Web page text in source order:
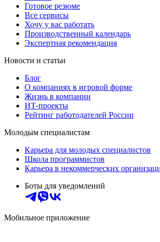
Готовое резюме
Все сервисы
Хочу у вас работать
Производственный календарь
Экспертная рекомендация
Новости и статьи
Блог
О компаниях в игровой форме
Жизнь в компании
ИТ-проекты
Рейтинг работодателей России
Молодым специалистам
Карьера для молодых специалистов
Школа программистов
Карьера в некоммерческих
Боты для уведомлений
Мобильное приложение